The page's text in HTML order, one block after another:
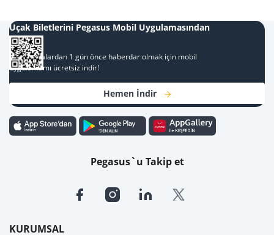
KURUMSAL
Uçak Biletlerini Pegasus Mobil Uygulamasından
Al
Kampanyalardan 1 gün önce haberdar olmak için mobil
uygulamamı ücretsiz indir!
Hemen İndir
Pegasus`u Takip et